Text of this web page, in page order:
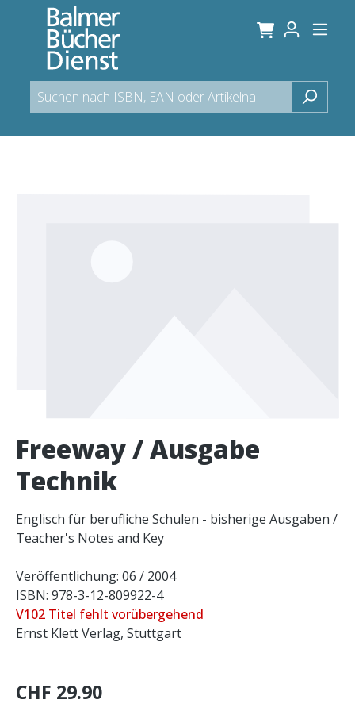
springen
Freeway / Ausgabe
Technik
Englisch für berufliche Schulen - bisherige Ausgaben /
Teacher's Notes and Key
Veröffentlichung: 06 / 2004
ISBN: 978-3-12-809922-4
V102 Titel fehlt vorübergehend
Ernst Klett Verlag, Stuttgart
CHF 29.90